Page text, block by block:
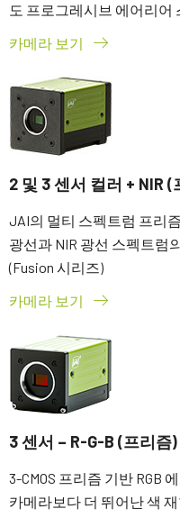
도 프로그레시브 에어리어
카메라 보기
2 및 3 센서 컬러 + NIR (
JAI의 멀티 스펙트럼 프리
광선과 NIR 광선 스펙트럼
(Fusion 시리즈)
카메라 보기
3 센서 – R-G-B (프리즘)
3-CMOS 프리즘 기반 RGB
카메라보다 더 뛰어난 색